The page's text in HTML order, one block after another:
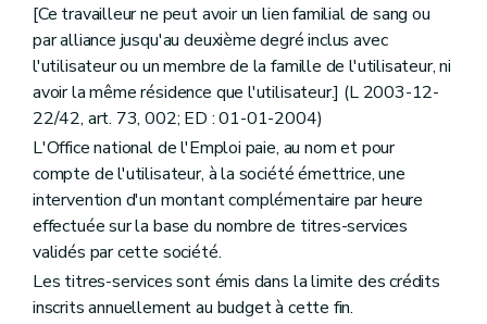
[Ce travailleur ne peut avoir un lien familial de sang ou
par alliance jusqu'au deuxième degré inclus avec
l'utilisateur ou un membre de la famille de l'utilisateur, ni
avoir la même résidence que l'utilisateur.] (L 2003-12-
22/42, art. 73, 002; ED : 01-01-2004)
L'Office national de l'Emploi paie, au nom et pour
compte de l'utilisateur, à la société émettrice, une
intervention d'un montant complémentaire par heure
effectuée sur la base du nombre de titres-services
validés par cette société.
Les titres-services sont émis dans la limite des crédits
inscrits annuellement au budget à cette fin.